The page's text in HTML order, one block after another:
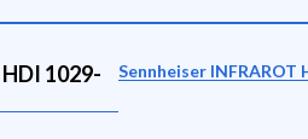
1029-
Sennheiser INFRAROT